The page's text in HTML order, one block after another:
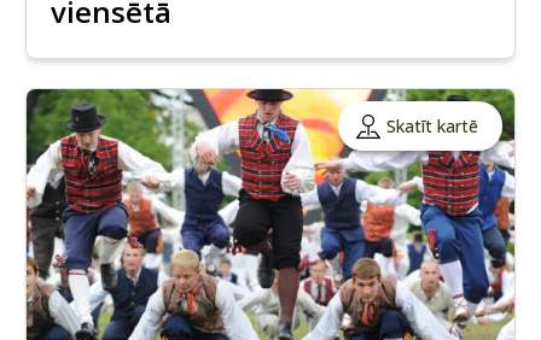
viensētā
Skatīt kartē